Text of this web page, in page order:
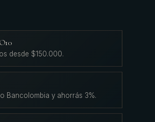
desde $150.000.
Bancolombia y ahorrás 3%.